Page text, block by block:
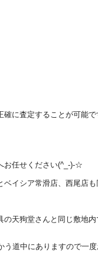
に査定することが可能で
お任せください(^_-)-☆
イシア常滑店、西尾店も
天狗堂さんと同じ敷地
道中にありますので一